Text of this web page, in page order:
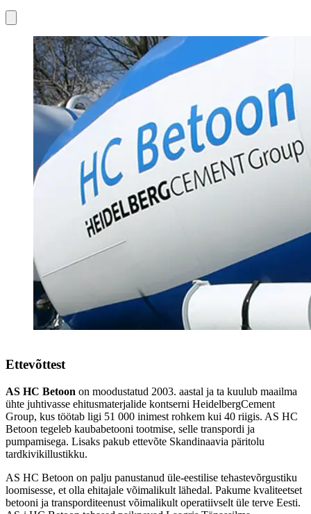
Ettevõttest
AS HC Betoon on moodustatud 2003. aastal ja ta kuulub maailma
ühte juhtivasse ehitusmaterjalide kontserni HeidelbergCement
Group, kus töötab ligi 51 000 inimest rohkem kui 40 riigis. AS HC
Betoon tegeleb kaubabetooni tootmise, selle transpordi ja
pumpamisega. Lisaks pakub ettevõte Skandinaavia päritolu
tardkivikillustikku.
AS HC Betoon on palju panustanud üle-eestilise tehastevõrgustiku
loomisesse, et olla ehitajale võimalikult lähedal. Pakume kvaliteetset
betooni ja transporditeenust võimalikult operatiivselt üle terve Eesti.